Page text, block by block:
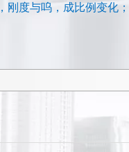
刚度与呜，成比例变化